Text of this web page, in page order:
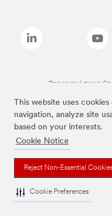
This website uses
navigation, analyze site
based on your interests.
Cookie Notice
Reject Non-Essential
Cookie Preferences
Зазначені вище